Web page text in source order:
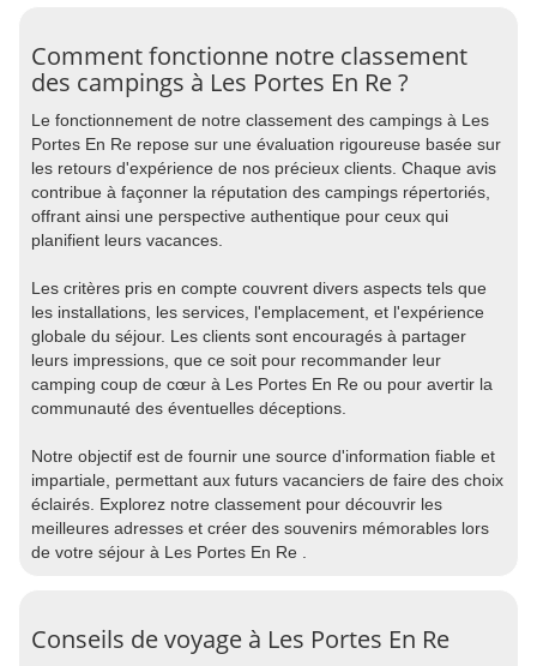
Comment fonctionne notre classement
des campings à Les Portes En Re ?
Le fonctionnement de notre classement des campings à Les
Portes En Re repose sur une évaluation rigoureuse basée sur
les retours d'expérience de nos précieux clients. Chaque avis
contribue à façonner la réputation des campings répertoriés,
offrant ainsi une perspective authentique pour ceux qui
planifient leurs vacances.
Les critères pris en compte couvrent divers aspects tels que
les installations, les services, l'emplacement, et l'expérience
globale du séjour. Les clients sont encouragés à partager
leurs impressions, que ce soit pour recommander leur
camping coup de cœur à Les Portes En Re ou pour avertir la
communauté des éventuelles déceptions.
Notre objectif est de fournir une source d'information fiable et
impartiale, permettant aux futurs vacanciers de faire des choix
éclairés. Explorez notre classement pour découvrir les
meilleures adresses et créer des souvenirs mémorables lors
de votre séjour à Les Portes En Re .
Conseils de voyage à Les Portes En Re